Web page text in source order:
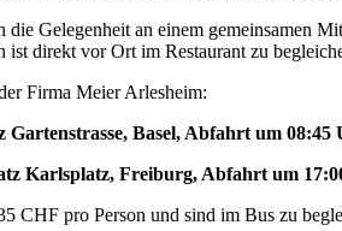
Gelegenheit an einem gemeinsamen
ist direkt vor Ort im Restaurant zu
Firma Meier Arlesheim:
Basel, Abfahrt um 08:45
Karlsplatz, Freiburg, Abfahrt um
CHF pro Person und sind im Bus zu